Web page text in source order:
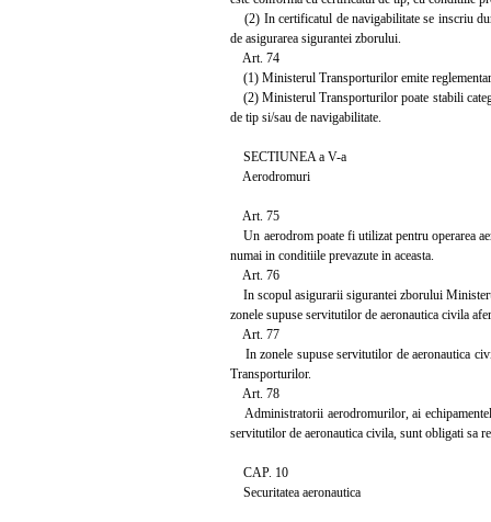
(2) In certificatul de navigabilitate se inscriu
de asigurarea sigurantei zborului.
Art. 74
(1) Ministerul Transporturilor emite
(2) Ministerul Transporturilor poate stabili
de tip si/sau de navigabilitate.
SECTIUNEA a V-a
Aerodromuri
Art. 75
Un aerodrom poate fi utilizat pentru operarea
numai in conditiile prevazute in aceasta.
Art. 76
In scopul asigurarii sigurantei zborului
zonele supuse servitutilor de aeronautica civila
Art. 77
In zonele supuse servitutilor de aeronautica
Transporturilor.
Art. 78
Administratorii aerodromurilor, ai
servitutilor de aeronautica civila, sunt obligati sa
CAP. 10
Securitatea aeronautica